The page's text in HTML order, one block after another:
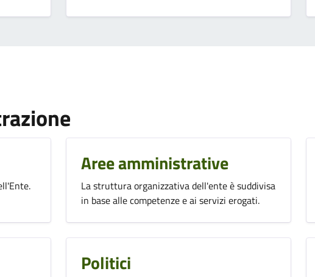
Aree amministrative
La struttura organizzativa dell'ente è suddivisa
in base alle competenze e ai servizi erogati.
Politici